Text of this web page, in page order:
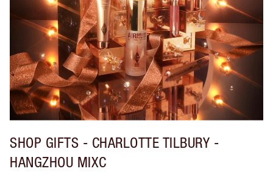
SHOP GIFTS - CHARLOTTE TILBURY -
HANGZHOU MIXC